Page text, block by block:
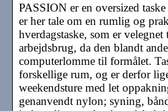
PASSION er en oversized
er her tale om en rumlig og
hverdagstaske, som er
arbejdsbrug, da den blandt
computerlomme til formålet.
forskellige rum, og er derfor
weekendsture med let
genanvendt nylon; syning,